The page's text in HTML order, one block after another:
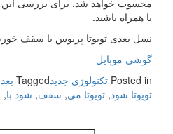
محسوب خواهد شد. برای بررسی
با همراه باشید.
نسل بعدی تویوتا پریوس با سقف
گوشی موبایل
Posted in تکنولوژی جدیدTagged
تویوتا شود, تویوتا می, سقف, شود با,